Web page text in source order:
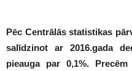
Pēc Centrālās statistikas
salīdzinot ar 2016.gada
pieauga par 0,1%.